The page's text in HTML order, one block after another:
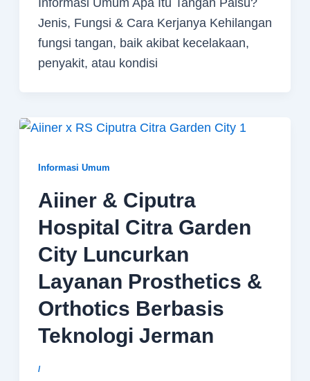
Jenis, Fungsi & Cara Kerjanya Kehilangan
fungsi tangan, baik akibat kecelakaan,
penyakit, atau kondisi
Informasi Umum
Aiiner & Ciputra
Hospital Citra Garden
City Luncurkan
Layanan Prosthetics &
Orthotics Berbasis
Teknologi Jerman
/